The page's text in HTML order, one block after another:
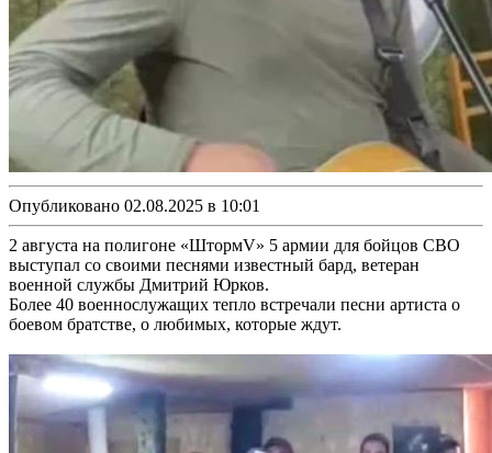
Опубликовано 02.08.2025 в 10:01
2 августа на полигоне «ШтормV» 5 армии для бойцов СВО
выступал со своими песнями известный бард, ветеран
военной службы Дмитрий Юрков.
Более 40 военнослужащих тепло встречали песни артиста о
боевом братстве, о любимых, которые ждут.